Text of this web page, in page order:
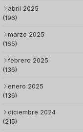
abril 2025
(196)
marzo 2025
(165)
febrero 2025
(136)
enero 2025
(136)
diciembre 2024
(215)